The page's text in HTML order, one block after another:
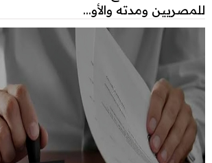
للمصريين ومدته والأو...